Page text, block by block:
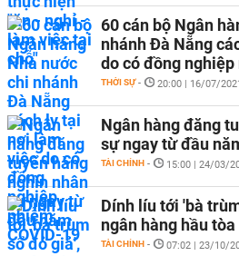
60 cán bộ Ngân
nhánh Đà Nẵng
do có đồng
THỜI SỰ - 20:00 | 16/07/
Ngân hàng đăng
sự ngay từ đầu
TÀI CHÍNH - 15:00 | 24/03/
Dính líu tới 'bà
ngân hàng hầu tòa
TÀI CHÍNH - 07:02 | 23/10/